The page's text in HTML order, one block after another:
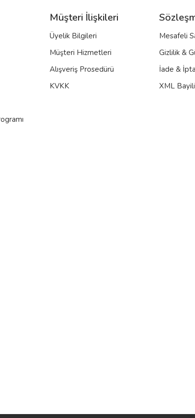
Müşteri İlişkileri
Üyelik Bilgileri
Müşteri Hizmetleri
Alışveriş Prosedürü
KVKK
Mesafeli
Gizlilik &
İade &
XML